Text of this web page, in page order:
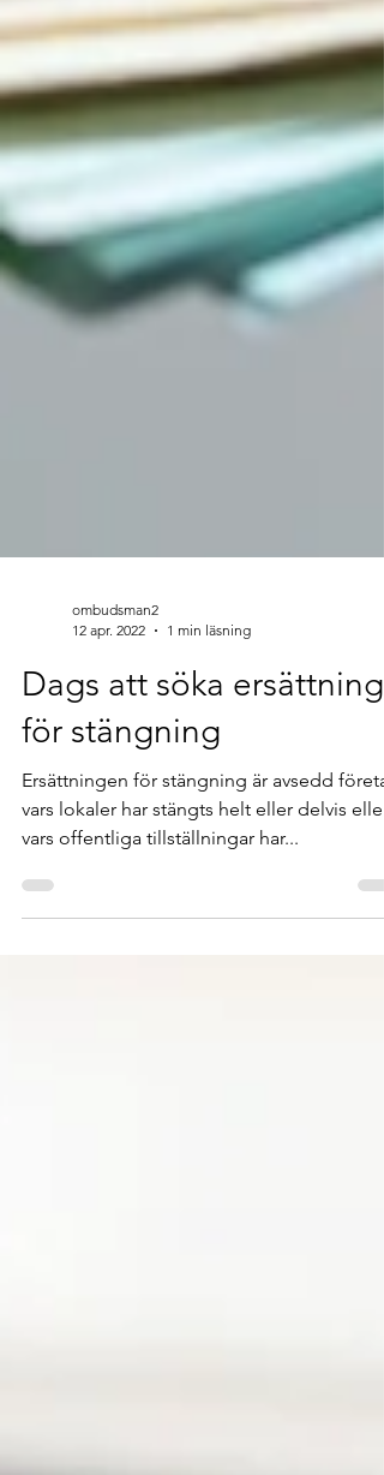
ombudsman2
12 apr. 2022
Dags att söka ersättning
för stängning
Ersättningen för stängning är avsedd
vars lokaler har stängts helt eller delvis eller
vars offentliga tillställningar har...